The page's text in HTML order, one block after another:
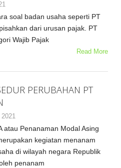
soal badan usaha seperti PT
dari urusan pajak. PT
Wajib Pajak
Read More
PERUBAHAN PT
atau Penanaman Modal Asing
kegiatan menanam
di wilayah negara Republik
penanam